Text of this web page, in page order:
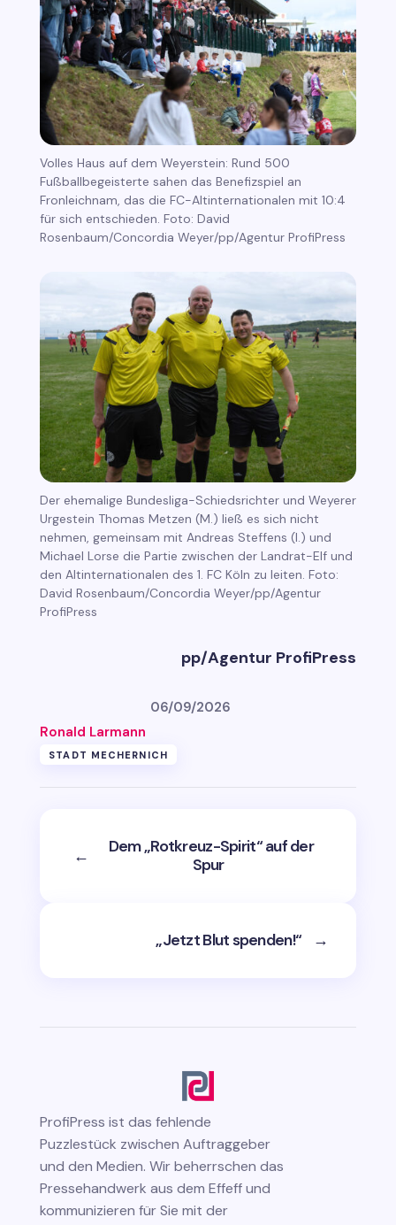
Volles Haus auf dem Weyerstein: Rund 500
Fußballbegeisterte sahen das Benefizspiel an
Fronleichnam, das die FC-Altinternationalen mit 10:4
für sich entschieden. Foto: David
Rosenbaum/Concordia Weyer/pp/Agentur ProfiPress
Der ehemalige Bundesliga-Schiedsrichter und Weyerer
Urgestein Thomas Metzen (M.) ließ es sich nicht
nehmen, gemeinsam mit Andreas Steffens (l.) und
Michael Lorse die Partie zwischen der Landrat-Elf und
den Altinternationalen des 1. FC Köln zu leiten. Foto:
David Rosenbaum/Concordia Weyer/pp/Agentur
ProfiPress
pp/Agentur ProfiPress
Ronald Larmann
06/09/2026
STADT MECHERNICH
←
Dem „Rotkreuz-Spirit“ auf der
Spur
„Jetzt Blut spenden!“ →
ProfiPress ist das fehlende
Puzzlestück zwischen Auftraggeber
und den Medien. Wir beherrschen das
Pressehandwerk aus dem Effeff und
kommunizieren für Sie mit der